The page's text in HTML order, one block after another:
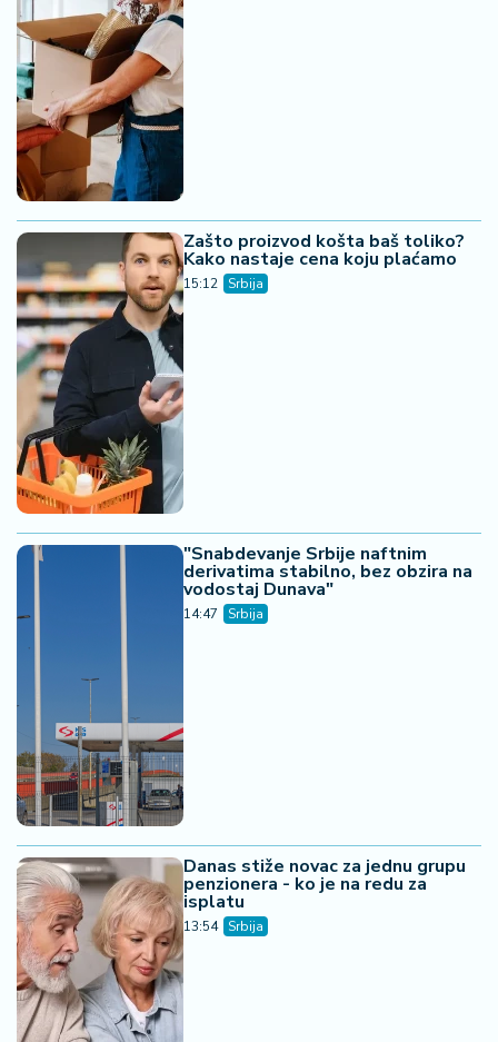
Zašto proizvod košta baš toliko?
Kako nastaje cena koju plaćamo
15:12 Srbija
"Snabdevanje Srbije naftnim
derivatima stabilno, bez obzira na
vodostaj Dunava"
14:47 Srbija
Danas stiže novac za jednu grupu
penzionera - ko je na redu za
isplatu
13:54 Srbija